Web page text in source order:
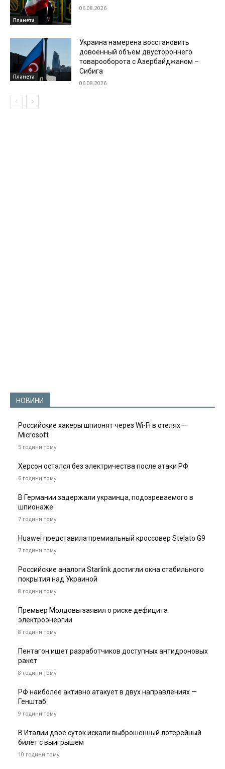
Планета
06.08.2026
Планета
Украина намерена восстановить
довоенный объем двустороннего
товарооборота с Азербайджаном –
Сибига
06.08.2026
НОВИНИ
Российские хакеры шпионят через Wi-Fi в отелях —
Microsoft
5 години тому
Херсон остался без электричества после атаки РФ
6 години тому
В Германии задержали украинца, подозреваемого в
шпионаже
7 години тому
Huawei представила премиальный кроссовер Stelato G9
7 години тому
Российские аналоги Starlink достигли окна стабильного
покрытия над Украиной
8 години тому
Премьер Молдовы заявил о риске дефицита
электроэнергии
8 години тому
Пентагон ищет разработчиков доступных антидроновых
ракет
8 години тому
РФ наиболее активно атакует в двух направлениях —
Генштаб
9 години тому
В Италии двое суток искали выброшенный лотерейный
билет с выигрышем
10 години тому